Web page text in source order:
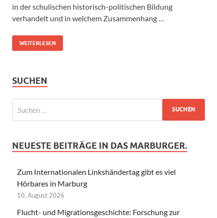
in der schulischen historisch-politischen Bildung
verhandelt und in welchem Zusammenhang …
WEITERLESEN
SUCHEN
NEUESTE BEITRÄGE IN DAS MARBURGER.
Zum Internationalen Linkshändertag gibt es viel
Hörbares in Marburg
10. August 2026
Flucht- und Migrationsgeschichte: Forschung zur